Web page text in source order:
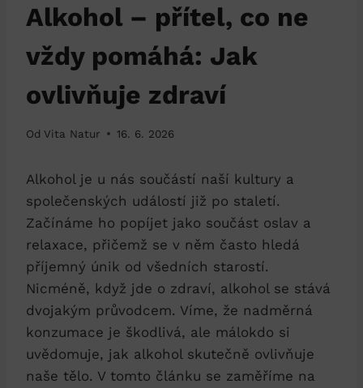
Alkohol – přítel, co ne
vždy pomáhá: Jak
ovlivňuje zdraví
Od Vita Natur 16. 6. 2026
Alkohol je u nás součástí naší kultury a
společenských událostí již po staletí.
Začínáme ho popíjet jako součást oslav a
relaxace, přičemž se v něm často hledá
příjemný únik od všedních starostí.
Nicméně, když jde o zdraví, alkohol se stává
dvojakým průvodcem. Víme, že nadměrná
konzumace je škodlivá, ale málokdo si
uvědomuje, jak alkohol skutečně ovlivňuje
naše tělo. V tomto článku se zaměříme na